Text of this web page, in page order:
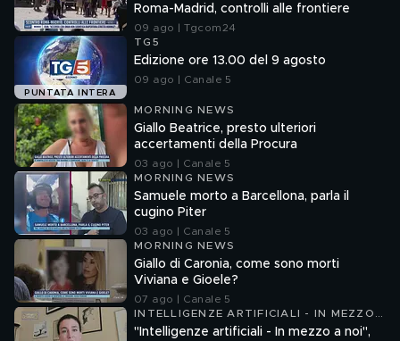
Roma-Madrid, controlli alle frontiere
09 ago | Tgcom24
PUNTATA INTERA
TG5
Edizione ore 13.00 del 9 agosto
09 ago | Canale 5
MORNING NEWS
Giallo Beatrice, presto ulteriori
accertamenti della Procura
03 ago | Canale 5
MORNING NEWS
Samuele morto a Barcellona, parla il
cugino Piter
03 ago | Canale 5
MORNING NEWS
Giallo di Caronia, come sono morti
Viviana e Gioele?
07 ago | Canale 5
INTELLIGENZE ARTIFICIALI - IN MEZZO
A NOI
"Intelligenze artificiali - In mezzo a noi",